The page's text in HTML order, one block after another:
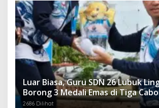
Luar Biasa, Guru SDN 26 Lubuk
Borong 3 Medali Emas di Tiga
2686 Dilihat